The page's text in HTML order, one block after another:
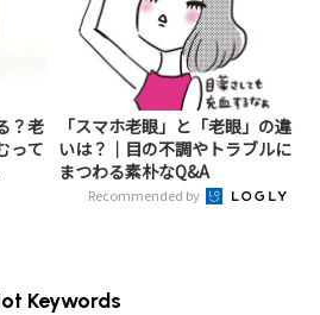
？老
って
「スマホ老眼」と「老眼」の違
いは？｜目の不調やトラブルに
まつわる素朴なQ&A
Recommended by
Keywords